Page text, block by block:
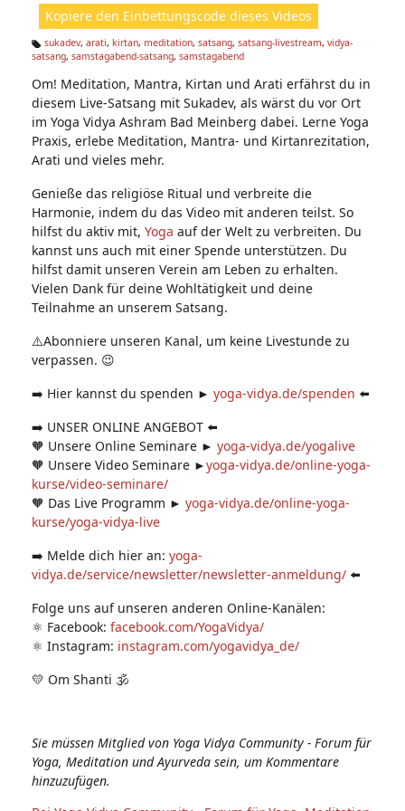
n:
Kopiere den Einbettungscode dieses Videos
Ta
s:
sukadev, arati, kirtan, meditation, satsang, satsang-livestream, vidya-
satsang, samstagabend-satsang, samstagabend
Om! Meditation, Mantra, Kirtan und Arati erfährst du in
diesem Live-Satsang mit Sukadev, als wärst du vor Ort
im Yoga Vidya Ashram Bad Meinberg dabei. Lerne Yoga
Praxis, erlebe Meditation, Mantra- und Kirtanrezitation,
Arati und vieles mehr.
Genieße das religiöse Ritual und verbreite die
Harmonie, indem du das Video mit anderen teilst. So
hilfst du aktiv mit, Yoga auf der Welt zu verbreiten. Du
kannst uns auch mit einer Spende unterstützen. Du
hilfst damit unseren Verein am Leben zu erhalten.
Vielen Dank für deine Wohltätigkeit und deine
Teilnahme an unserem Satsang.
⚠️Abonniere unseren Kanal, um keine Livestunde zu
verpassen. 😉
➡️ Hier kannst du spenden ► yoga-vidya.de/spenden ⬅️
➡️ UNSER ONLINE ANGEBOT ⬅️
🧡 Unsere Online Seminare ► yoga-vidya.de/yogalive
🧡 Unsere Video Seminare ►yoga-vidya.de/online-yoga-
kurse/video-seminare/
🧡 Das Live Programm ► yoga-vidya.de/online-yoga-
kurse/yoga-vidya-live
➡️ Melde dich hier an: yoga-
vidya.de/service/newsletter/newsletter-anmeldung/ ⬅️
Folge uns auf unseren anderen Online-Kanälen:
⚛️ Facebook: facebook.com/YogaVidya/
⚛️ Instagram: instagram.com/yogavidya_de/
💛 Om Shanti 🕉
Sie müssen Mitglied von Yoga Vidya Community - Forum für
Yoga, Meditation und Ayurveda sein, um Kommentare
hinzuzufügen.